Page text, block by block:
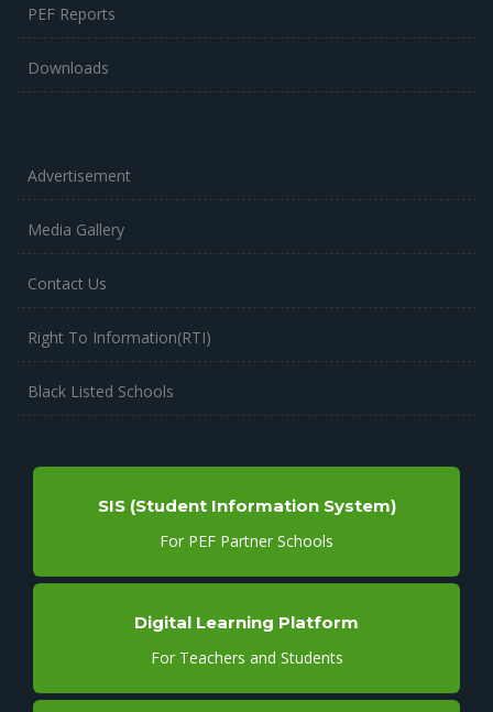
PEF Reports
Downloads
Advertisement
Media Gallery
Contact Us
Right To Information(RTI)
Black Listed Schools
SIS (Student Information System)
For PEF Partner Schools
Digital Learning Platform
For Teachers and Students